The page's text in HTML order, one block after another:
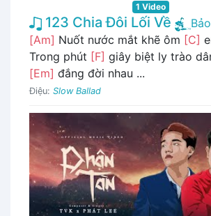
1 Video
123 Chia Đôi Lối Về
[Am] Nuốt nước mắt khẽ ôm [C]
Trong phút [F] giây biệt ly trào
[Em] đắng đời nhau ...
Điệu: Slow Ballad